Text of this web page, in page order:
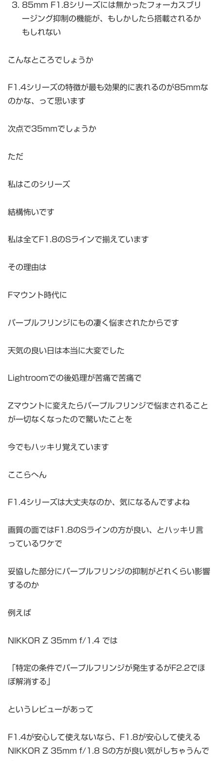
85mm F1.8シリーズには無かったフォーカスブリ
ージング抑制の機能が、もしかしたら搭載されるか
もしれない
こんなところでしょうか
F1.4シリーズの特徴が最も効果的に表れるのが85mmな
のかな、って思います
次点で35mmでしょうか
ただ
私はこのシリーズ
結構怖いです
私は全てF1.8のSラインで揃えています
その理由は
Fマウント時代に
パープルフリンジにもの凄く悩まされたからです
天気の良い日は本当に大変でした
Lightroomでの後処理が苦痛で苦痛で
Zマウントに変えたらパープルフリンジで悩まされること
が一切なくなったので驚いたことを
今でもハッキリ覚えています
ここらへん
F1.4シリーズは大丈夫なのか、気になるんですよね
画質の面ではF1.8のSラインの方が良い、とハッキリ言
っているワケで
妥協した部分にパープルフリンジの抑制がどれくらい影響
するのか
例えば
NIKKOR Z 35mm f/1.4 では
「特定の条件でパープルフリンジが発生するがF2.2でほ
ぼ解消する」
というレビューがあって
F1.4が安心して使えないなら、F1.8が安心して使える
NIKKOR Z 35mm f/1.8 Sの方が良い気がしちゃうんで